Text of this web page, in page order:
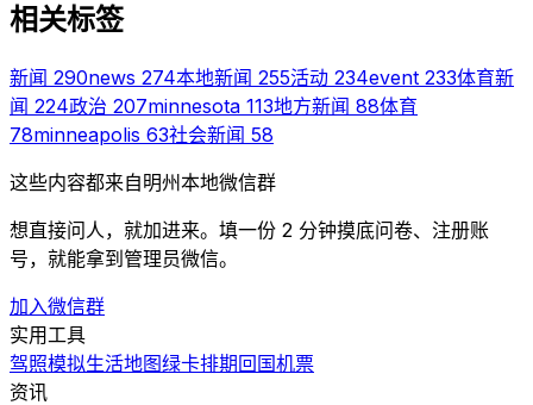
相关标签
新闻 290news 274本地新闻 255活动 234event 233体育新
闻 224政治 207minnesota 113地方新闻 88体育
78minneapolis 63社会新闻 58
这些内容都来自明州本地微信群
想直接问人，就加进来。填一份 2 分钟摸底问卷、注册账
号，就能拿到管理员微信。
加入微信群
实用工具
驾照模拟生活地图绿卡排期回国机票
资讯